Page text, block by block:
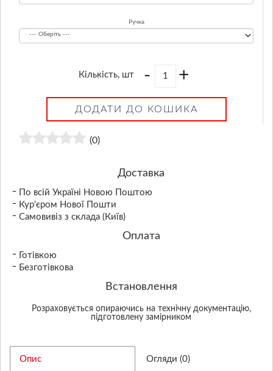
Ручка
Кількість, шт - +
ДОДАТИ ДО КОШИКА
(0)
Доставка
По всій Україні Новою Поштою
Кур'єром Нової Пошти
Самовивіз з склада (Київ)
Оплата
Готівкою
Безготівкова
Встановлення
Розраховується опираючись на технічну документацію,
підготовлену замірником
Опис Огляди (0)